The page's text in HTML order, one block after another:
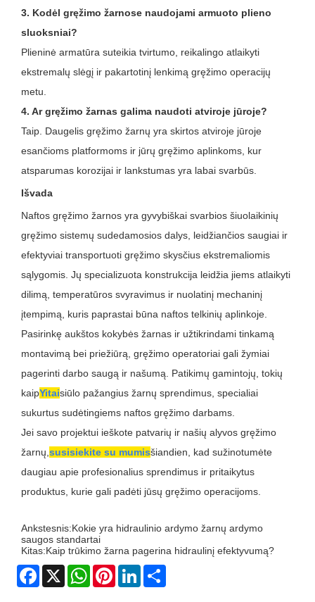
3. Kodėl gręžimo žarnose naudojami armuoto plieno
sluoksniai?
Plieninė armatūra suteikia tvirtumo, reikalingo atlaikyti
ekstremalų slėgį ir pakartotinį lenkimą gręžimo operacijų
metu.
4. Ar gręžimo žarnas galima naudoti atviroje jūroje?
Taip. Daugelis gręžimo žarnų yra skirtos atviroje jūroje
esančioms platformoms ir jūrų gręžimo aplinkoms, kur
atsparumas korozijai ir lankstumas yra labai svarbūs.
Išvada
Naftos gręžimo žarnos yra gyvybiškai svarbios šiuolaikinių
gręžimo sistemų sudedamosios dalys, leidžiančios saugiai ir
efektyviai transportuoti gręžimo skysčius ekstremaliomis
sąlygomis. Jų specializuota konstrukcija leidžia jiems atlaikyti
dilimą, temperatūros svyravimus ir nuolatinį mechaninį
įtempimą, kuris paprastai būna naftos telkinių aplinkoje.
Pasirinkę aukštos kokybės žarnas ir užtikrindami tinkamą
montavimą bei priežiūrą, gręžimo operatoriai gali žymiai
pagerinti darbo saugą ir našumą. Patikimų gamintojų, tokių
kaipYitaisiūlo pažangius žarnų sprendimus, specialiai
sukurtus sudėtingiems naftos gręžimo darbams.
Jei savo projektui ieškote patvarių ir našių alyvos gręžimo
žarnų,susisiekite su mumisšiandien, kad sužinotumėte
daugiau apie profesionalius sprendimus ir pritaikytus
produktus, kurie gali padėti jūsų gręžimo operacijoms.
Ankstesnis:Kokie yra hidraulinio ardymo žarnų ardymo
saugos standartai
Kitas:Kaip trūkimo žarna pagerina hidraulinį efektyvumą?
Facebook
X WhatsAppPinterestLinkedIn